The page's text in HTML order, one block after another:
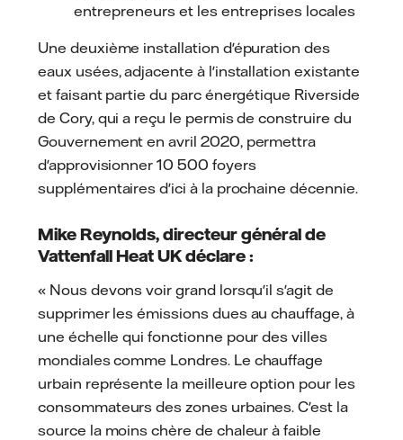
entrepreneurs et les entreprises locales
Une deuxième installation d'épuration des
eaux usées, adjacente à l'installation existante
et faisant partie du parc énergétique Riverside
de Cory, qui a reçu le permis de construire du
Gouvernement en avril 2020, permettra
d'approvisionner 10 500 foyers
supplémentaires d'ici à la prochaine décennie.
Mike Reynolds, directeur général de
Vattenfall Heat UK déclare :
« Nous devons voir grand lorsqu'il s'agit de
supprimer les émissions dues au chauffage, à
une échelle qui fonctionne pour des villes
mondiales comme Londres. Le chauffage
urbain représente la meilleure option pour les
consommateurs des zones urbaines. C'est la
source la moins chère de chaleur à faible